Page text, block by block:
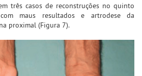
três casos de reconstruções no quinto
maus resultados e artrodese da
proximal (Figura 7).